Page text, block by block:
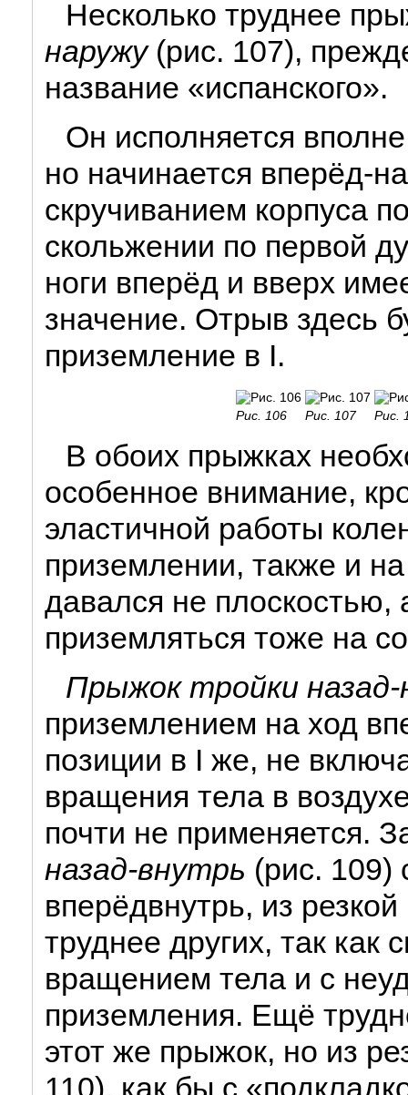
Несколько труднее
наружу(рис. 107),
название «испанского».
Он исполняется
но начинается вперёд-
скручиванием корпуса
скольжении по первой
ноги вперёд и вверх
значение. Отрыв здесь
приземление в I.
Рис. 106 Рис. 107 Рис.
В обоих прыжках
особенное внимание,
эластичной работы
приземлении, также и
давался не плоскостью,
приземляться тоже на
Прыжок тройки назад-
приземлением на ход
позиции в I же, не
вращения тела в
почти не применяется.
назад-внутрь (рис. 109)
вперёдвнутрь, из
труднее других, так как
вращением тела и с
приземления. Ещё
этот же прыжок, но из
110), как бы с